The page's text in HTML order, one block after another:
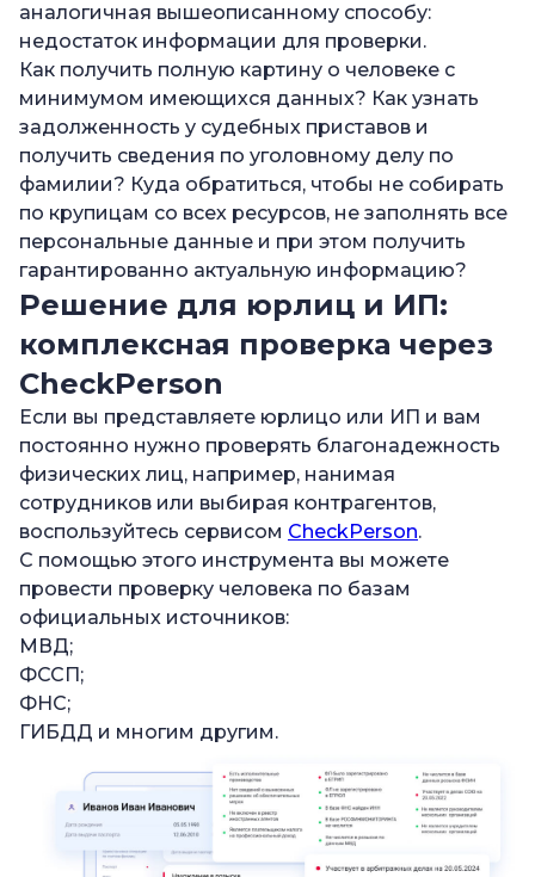
аналогичная вышеописанному способу:
недостаток информации для проверки.
Как получить полную картину о человеке с
минимумом имеющихся данных? Как узнать
задолженность у судебных приставов и
получить сведения по уголовному делу по
фамилии? Куда обратиться, чтобы не собирать
по крупицам со всех ресурсов, не заполнять все
персональные данные и при этом получить
гарантированно актуальную информацию?
Решение для юрлиц и ИП:
комплексная проверка через
CheckPerson
Если вы представляете юрлицо или ИП и вам
постоянно нужно проверять благонадежность
физических лиц, например, нанимая
сотрудников или выбирая контрагентов,
воспользуйтесь сервисом CheckPerson.
С помощью этого инструмента вы можете
провести проверку человека по базам
официальных источников:
МВД;
ФССП;
ФНС;
ГИБДД и многим другим.